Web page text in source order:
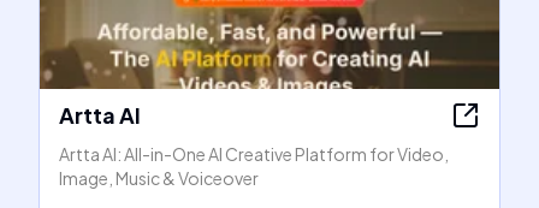
Artta AI
Artta AI: All-in-One AI Creative Platform for Video,
Image, Music & Voiceover